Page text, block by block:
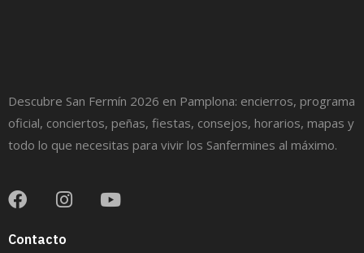
Descubre San Fermín 2026 en Pamplona: encierros, programa
oficial, conciertos, peñas, fiestas, consejos, horarios, mapas y
todo lo que necesitas para vivir los Sanfermines al máximo.
Contacto